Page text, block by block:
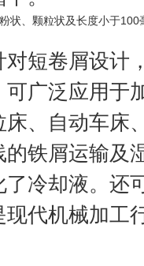
状、颗粒状及长度小于
对短卷屑设计
广泛应用于
床、自动车床
铁屑运输及
冷却液。还
代机械加工